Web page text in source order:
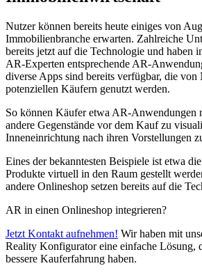
Nutzer können bereits heute einiges von
Immobilienbranche erwarten. Zahlreiche
bereits jetzt auf die Technologie und haben
AR-Experten entsprechende AR-
diverse Apps sind bereits verfügbar, die von
potenziellen Käufern genutzt werden.
So können Käufer etwa AR-Anwendungen
andere Gegenstände vor dem Kauf zu
Inneneinrichtung nach ihren Vorstellungen
Eines der bekanntesten Beispiele ist etwa
Produkte virtuell in den Raum gestellt
andere Onlineshop setzen bereits auf die
AR in einen Onlineshop integrieren?
Jetzt Kontakt aufnehmen! Wir haben mit
Reality Konfigurator eine einfache Lösung,
bessere Kauferfahrung haben.